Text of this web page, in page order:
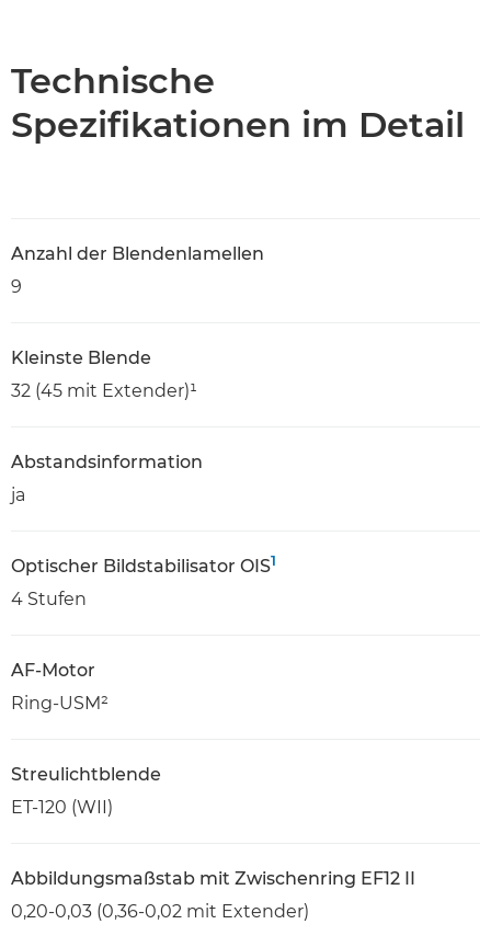
Technische
Spezifikationen im Detail
Anzahl der Blendenlamellen
9
Kleinste Blende
32 (45 mit Extender)¹
Abstandsinformation
ja
Optischer Bildstabilisator OIS1
4 Stufen
AF-Motor
Ring-USM²
Streulichtblende
ET-120 (WII)
Abbildungsmaßstab mit Zwischenring EF12 II
0,20-0,03 (0,36-0,02 mit Extender)